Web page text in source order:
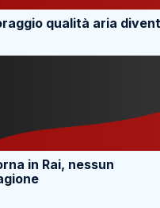
qualità aria
in Rai, nessun